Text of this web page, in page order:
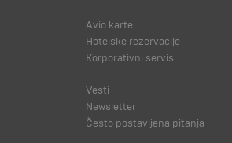
Avio karte
Hotelske rezervacije
Korporativni servis
Vesti
Newsletter
Često postavljena pitanja